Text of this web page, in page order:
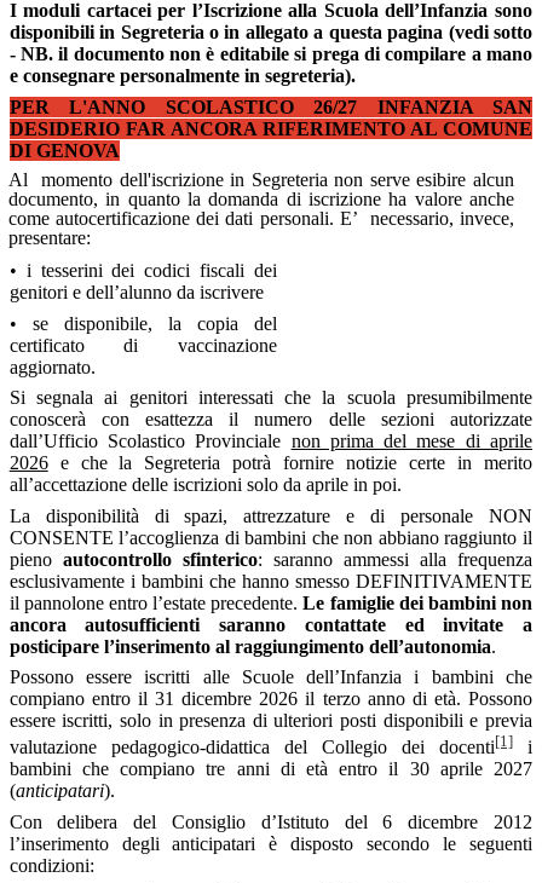
I moduli cartacei per l’Iscrizione alla Scuola dell’Infanzia sono
disponibili in Segreteria o in allegato a questa pagina (vedi sotto
- NB.il documento non è editabile si prega di compilare a mano
e consegnare personalmente in segreteria).
PER L'ANNO SCOLASTICO 26/27 INFANZIA SAN
DESIDERIO FAR ANCORA RIFERIMENTO AL COMUNE
DI GENOVA
Al
momento dell'iscrizione in Segreteria non serve esibire alcun
documento, in quanto la domanda di iscrizione ha valore anche
come autocertificazione dei dati personali. E’
necessario, invece,
presentare:
• i tesserini dei codici fiscali dei
genitori e dell’alunno da iscrivere
•
se disponibile, la copia del
certificato di vaccinazione
aggiornato.
Si segnala ai genitori interessati che la scuola presumibilmente
conoscerà con esattezza il numero delle sezioni autorizzate
dall’Ufficio Scolastico Provinciale non prima del mese di aprile
2026e che la Segreteria potrà fornire notizie certe in merito
all’accettazione delle iscrizioni solo da aprile in poi.
La disponibilità di spazi, attrezzature e di personale NON
CONSENTE l’accoglienza di bambini che non abbiano raggiunto il
pieno autocontrollo sfinterico: saranno ammessi alla frequenza
esclusivamente i bambini che hanno smesso DEFINITIVAMENTE
il pannolone entro l’estate precedente.Le famiglie dei bambini non
ancora autosufficienti saranno contattate ed invitate a
posticipare l’inserimento al raggiungimento dell’autonomia.
Possono essere iscritti alle Scuole dell’Infanzia i bambini che
compiano entro il 31 dicembre 2026 il terzo anno di età. Possono
essere iscritti, solo in presenza di ulteriori posti disponibili e previa
valutazione pedagogico-didattica del Collegio dei docenti[1]i
bambini che compiano tre anni di età entro il 30 aprile 2027
(anticipatari).
Con delibera del Consiglio d’Istituto del 6 dicembre 2012
l’inserimento degli anticipatari è disposto secondo le seguenti
condizioni: